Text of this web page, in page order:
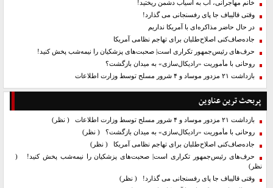
خانم مهاجرانی، آب به آسیاب دشمن ریختید!
وقتی قالیباف جا پای رفسنجانی می گذارد!
در حال حاضر مذاکره‌ای با آمریکا نداریم
جاده‌صاف‌کنی اصلاح‌طلبان برای تهاجم نظامی آمریکا
حرف‌های رئیس‌جمهور تکراری است| صحبت‌های پزشکیان را نیمه‌شب پخش کنید!
روحانی با مأموریت «رادیکال‌سازی» به میدان بازگشت؟
بازداشت ۲۱ مزدور موساد و ۴ شرور مسلح توسط وزارت اطلاعات
پربحث ترین عناوین
بازداشت ۲۱ مزدور موساد و ۴ شرور مسلح توسط وزارت اطلاعات
( نظر)
روحانی با مأموریت «رادیکال‌سازی» به میدان بازگشت؟ ( نظر)
جاده‌صاف‌کنی اصلاح‌طلبان برای تهاجم نظامی آمریکا
( نظر)
حرف‌های رئیس‌جمهور تکراری است| صحبت‌های پزشکیان را نیمه‌شب پخش کنید!
(
نظر)
وقتی قالیباف جا پای رفسنجانی می گذارد! ( نظر)